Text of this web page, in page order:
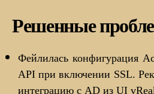
Решенные
Фейлилась конфигурация
API при включении SSL.
интеграцию с AD из UI